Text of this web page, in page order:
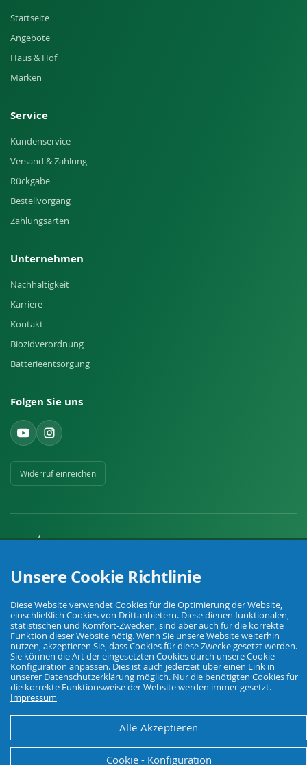
Startseite
Angebote
Haus & Hof
Marken
Service
Kundenservice
Versand & Zahlung
Rückgabe
Bestellvorgang
Zahlungsarten
Unternehmen
Nachhaltigkeit
Karriere
Kontakt
Biozidverordnung
Batterieentsorgung
Folgen Sie uns
Widerruf einreichen
Ihr Fachhandel für Landwirtschaft, Viehhaltung, Haus, Hof und Garten.
© Agrarking. Alle Rechte vorbehalten.
AGBDatenschutz WiderrufsbelehrungImpressum
Unsere Cookie Richtlinie
Diese Website verwendet Cookies für die Optimierung der Website,
einschließlich Cookies von Drittanbietern. Diese dienen funktionalen,
statistischen und Komfort-Zwecken, sind aber auch für die korrekte
Funktion dieser Website nötig. Wenn Sie unsere Website weiterhin
nutzen, akzeptieren Sie, dass Cookies für diese Zwecke gesetzt werden.
Sie können die Art der eingesetzten Cookies durch unsere Cookie
Konfiguration anpassen. Dies ist auch jederzeit über einen Link in
unserer Datenschutzerklärung möglich. Nur die benötigten Cookies für
die korrekte Funktionsweise der Website werden immer gesetzt.
Impressum
Alle Akzeptieren
Cookie - Konfiguration